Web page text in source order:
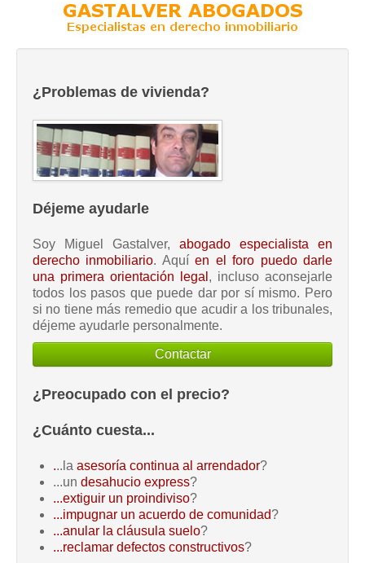
¿Problemas de vivienda?
Déjeme ayudarle
Soy Miguel Gastalver, abogado especialista en
derecho inmobiliario. Aquíen el foro puedo darle
una primera orientación legal , incluso aconsejarle
todos los pasos que puede dar por sí mismo. Pero
si no tiene más remedio que acudir a los tribunales,
déjeme ayudarle personalmente.
Contactar
¿Preocupado con el precio?
¿Cuánto cuesta...
...la asesoría continua al arrendador?
...un desahucio express?
...extiguir un proindiviso?
...impugnar un acuerdo de comunidad?
...anular la cláusula suelo?
...reclamar defectos constructivos?